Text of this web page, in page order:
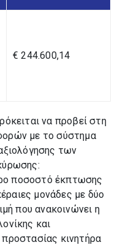
€ 244.600,14
να προβεί στη
με το σύστημα
των
ποσοστό έκπτωσης
μονάδες με δύο
που ανακοινώνει η
και
προστασίας κινητήρα